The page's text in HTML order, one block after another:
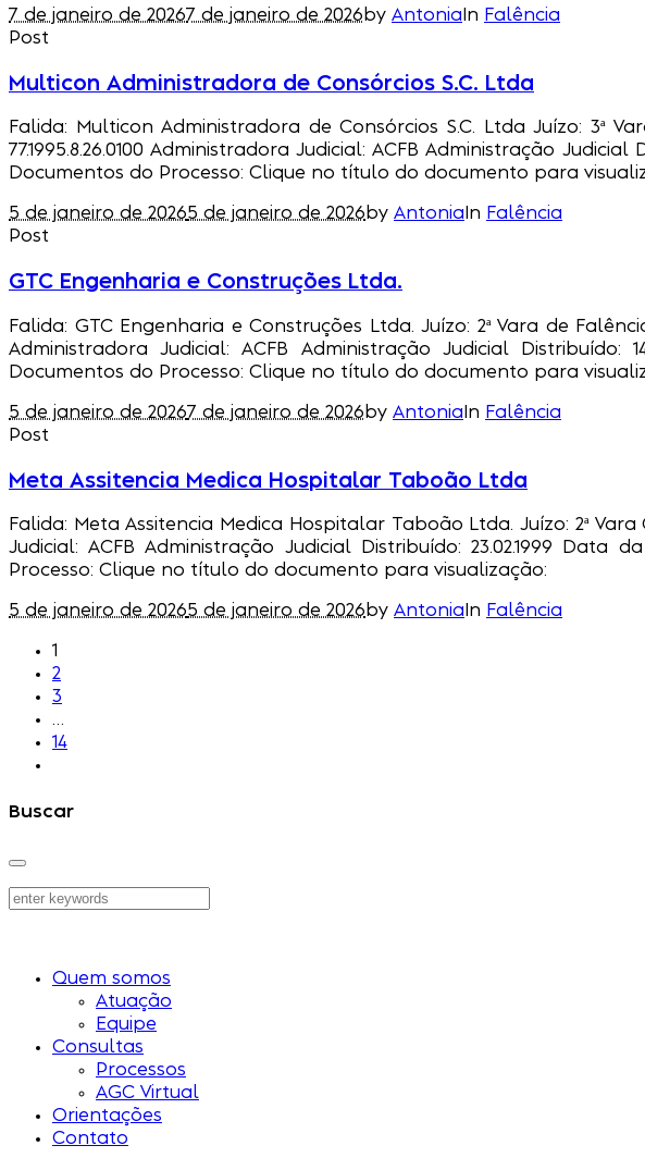
7 de janeiro de 20267 de janeiro de 2026 by Antonia In Falência
Post
Multicon Administradora de Consórcios S.C. Ltda
Falida: Multicon Administradora de Consórcios S.C. Ltda Juízo: 3ª
77.1995.8.26.0100 Administradora Judicial: ACFB Administração
Documentos do Processo: Clique no título do documento para
5 de janeiro de 20265 de janeiro de 2026 by Antonia In Falência
Post
GTC Engenharia e Construções Ltda.
Falida: GTC Engenharia e Construções Ltda. Juízo: 2ª Vara de
Administradora Judicial: ACFB Administração Judicial Distribuído:
Documentos do Processo: Clique no título do documento para
5 de janeiro de 20267 de janeiro de 2026 by Antonia In Falência
Post
Meta Assitencia Medica Hospitalar Taboão Ltda
Falida: Meta Assitencia Medica Hospitalar Taboão Ltda. Juízo: 2ª
Judicial: ACFB Administração Judicial Distribuído: 23.02.1999 Data
Processo: Clique no título do documento para visualização:
5 de janeiro de 20265 de janeiro de 2026 by Antonia In Falência
1
2
3
…
14
Buscar
Quem somos
Atuação
Equipe
Consultas
Processos
AGC Virtual
Orientações
Contato